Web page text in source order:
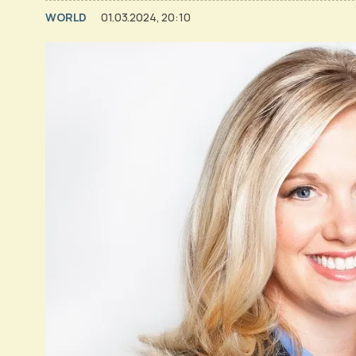
WORLD 01.03.2024, 20:10